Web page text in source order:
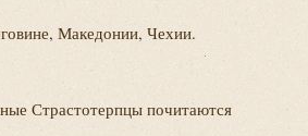
Македонии, Чехии.
Страстотерпцы почитаются